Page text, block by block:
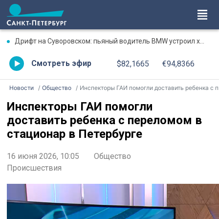
Дрифт на Суворовском: пьяный водитель BMW устроил хаос на перекрестке
Смотреть эфир $82,1665 €94,8366
Новости Общество Инспекторы ГАИ помогли доставить ребенка с переломом в стационар в Петербурге
Инспекторы ГАИ помогли
доставить ребенка с переломом в
стационар в Петербурге
16 июня 2026, 10:05
Общество
Происшествия